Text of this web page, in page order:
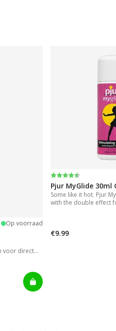
Op voorraad
voor direct
Beoordeling:
4.2 uit 5 sterren
Pjur MyGlide 30ml
Some like it hot. Pjur
with the double effect
€9.99